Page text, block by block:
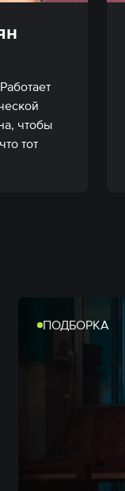
чтобы
тот
ПОДБОРКА